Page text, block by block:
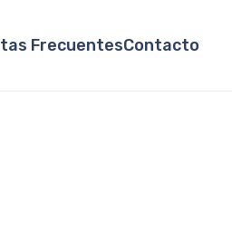
FrecuentesContacto